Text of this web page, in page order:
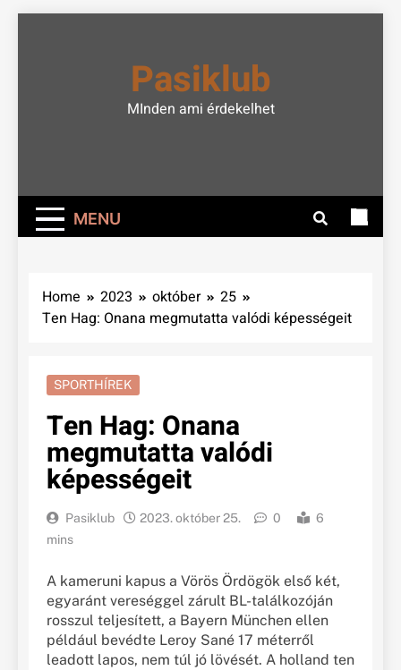
Pasiklub
MInden ami érdekelhet
MENU
Home 2023 október
25
Ten Hag: Onana megmutatta valódi képességeit
SPORTHÍREK
Ten Hag: Onana
megmutatta valódi
képességeit
Pasiklub 2023. október 25. 0
6
mins
A kameruni kapus a Vörös Ördögök első két,
egyaránt vereséggel zárult BL-találkozóján
rosszul teljesített, a Bayern München ellen
például bevédte Leroy Sané 17 méterről
leadott lapos, nem túl jó lövését. A holland ten